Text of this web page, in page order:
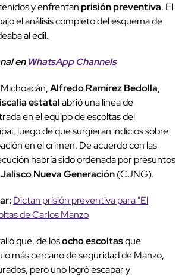
y enfrentanprisión preventiva. El
el análisis completo del esquema de
al edil.
en WhatsApp Channels
Alfredo Ramírez Bedolla,
estatalabrió una línea de
en el equipo de escoltas del
luego de que surgieran indicios sobre
en el crimen. De acuerdo con las
habría sido ordenada por presuntos
Nueva Generación(CJNG).
Dictan prisión preventiva para "El
de Carlos Manzo
que, de losocho escoltasque
más cercano de seguridad de Manzo,
pero uno logró escapar y